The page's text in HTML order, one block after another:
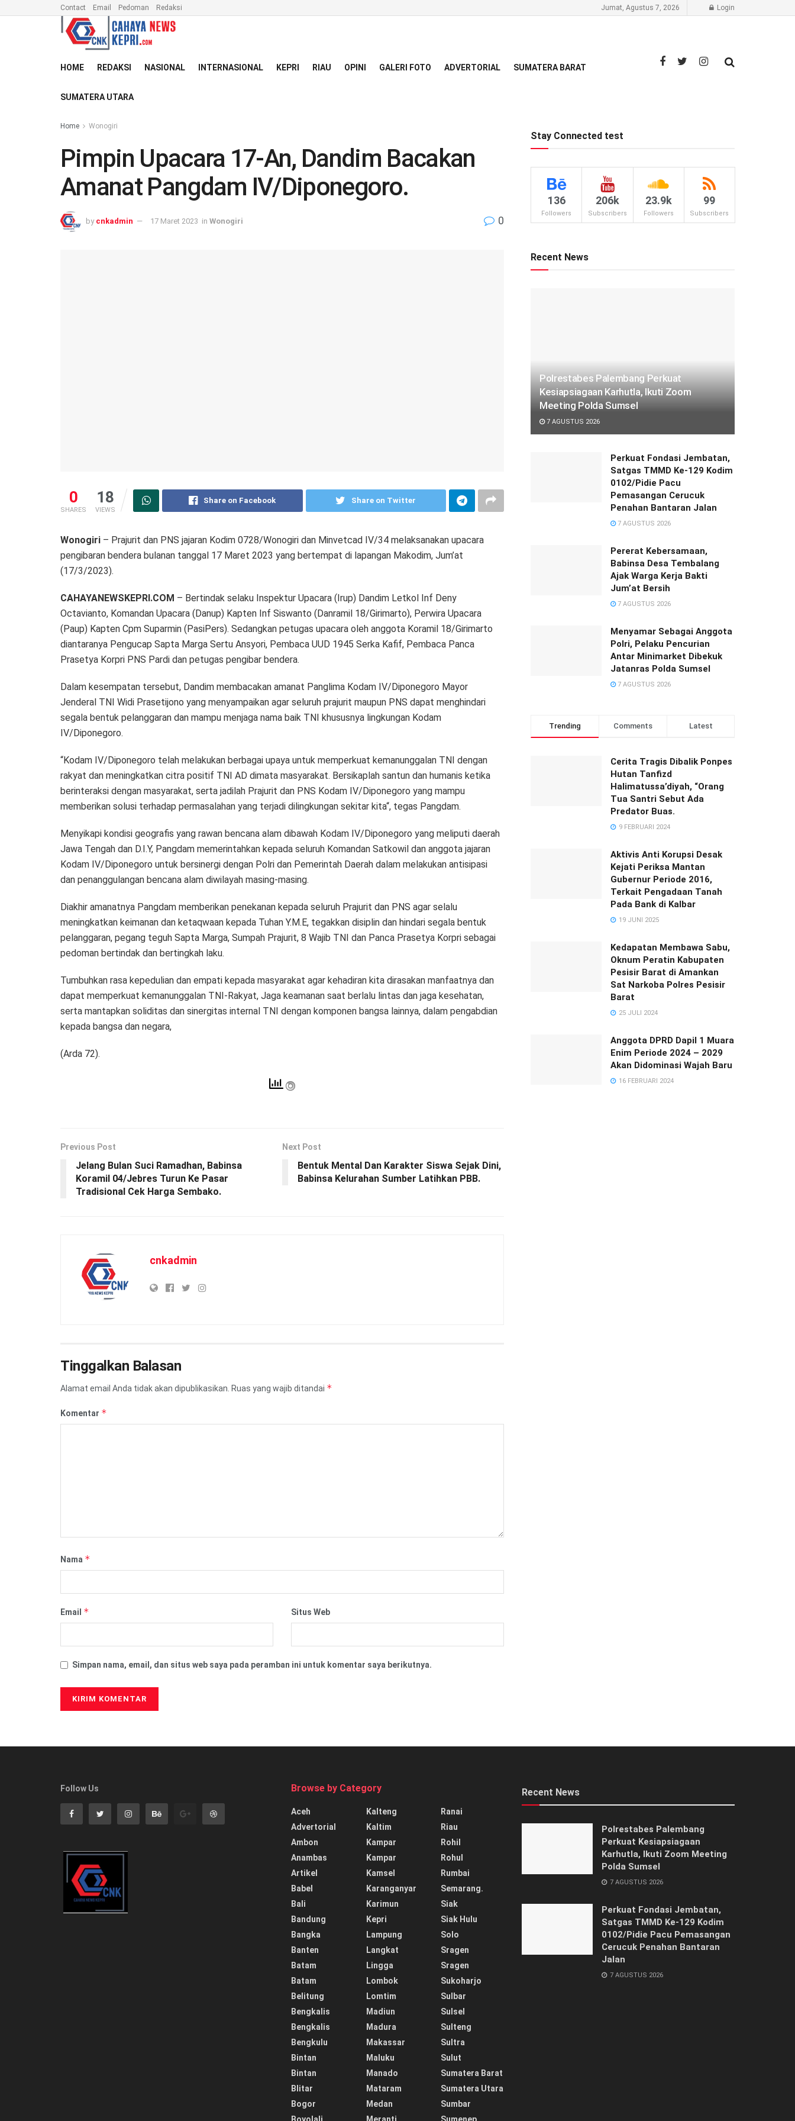
Contact Email Pedoman Redaksi Jumat, Agustus 7, 2026 Login
HOME REDAKSI NASIONAL INTERNASIONAL KEPRI RIAU OPINI GALERI FOTO ADVERTORIAL SUMATERA BARAT
SUMATERA UTARA
Home Wonogiri
Pimpin Upacara 17-An, Dandim Bacakan
Amanat Pangdam IV/Diponegoro.
by cnkadmin 17 Maret 2023 in Wonogiri 0
0
SHARES
18
VIEWS
Share on Facebook Share on Twitter
Wonogiri – Prajurit dan PNS jajaran Kodim 0728/Wonogiri dan Minvetcad IV/34 melaksanakan upacara
pengibaran bendera bulanan tanggal 17 Maret 2023 yang bertempat di lapangan Makodim, Jum’at
(17/3/2023).
CAHAYANEWSKEPRI.COM – Bertindak selaku Inspektur Upacara (Irup) Dandim Letkol Inf Deny
Octavianto, Komandan Upacara (Danup) Kapten Inf Siswanto (Danramil 18/Girimarto), Perwira Upacara
(Paup) Kapten Cpm Suparmin (PasiPers). Sedangkan petugas upacara oleh anggota Koramil 18/Girimarto
diantaranya Pengucap Sapta Marga Sertu Ansyori, Pembaca UUD 1945 Serka Kafif, Pembaca Panca
Prasetya Korpri PNS Pardi dan petugas pengibar bendera.
Dalam kesempatan tersebut, Dandim membacakan amanat Panglima Kodam IV/Diponegoro Mayor
Jenderal TNI Widi Prasetijono yang menyampaikan agar seluruh prajurit maupun PNS dapat menghindari
segala bentuk pelanggaran dan mampu menjaga nama baik TNI khususnya lingkungan Kodam
IV/Diponegoro.
“Kodam IV/Diponegoro telah melakukan berbagai upaya untuk memperkuat kemanunggalan TNI dengan
rakyat dan meningkatkan citra positif TNI AD dimata masyarakat. Bersikaplah santun dan humanis ketika
berinteraksi dengan masyarakat, serta jadilah Prajurit dan PNS Kodam IV/Diponegoro yang mampu
memberikan solusi terhadap permasalahan yang terjadi dilingkungan sekitar kita“, tegas Pangdam.
Menyikapi kondisi geografis yang rawan bencana alam dibawah Kodam IV/Diponegoro yang meliputi daerah
Jawa Tengah dan D.I.Y, Pangdam memerintahkan kepada seluruh Komandan Satkowil dan anggota jajaran
Kodam IV/Diponegoro untuk bersinergi dengan Polri dan Pemerintah Daerah dalam melakukan antisipasi
dan penanggulangan bencana alam diwilayah masing-masing.
Diakhir amanatnya Pangdam memberikan penekanan kepada seluruh Prajurit dan PNS agar selalu
meningkatkan keimanan dan ketaqwaan kepada Tuhan Y.M.E, tegakkan disiplin dan hindari segala bentuk
pelanggaran, pegang teguh Sapta Marga, Sumpah Prajurit, 8 Wajib TNI dan Panca Prasetya Korpri sebagai
pedoman bertindak dan bertingkah laku.
Tumbuhkan rasa kepedulian dan empati kepada masyarakat agar kehadiran kita dirasakan manfaatnya dan
dapat memperkuat kemanunggalan TNI-Rakyat, Jaga keamanan saat berlalu lintas dan jaga kesehatan,
serta mantapkan soliditas dan sinergitas internal TNI dengan komponen bangsa lainnya, dalam pengabdian
kepada bangsa dan negara,
(Arda 72).
Previous Post
Jelang Bulan Suci Ramadhan, Babinsa
Koramil 04/Jebres Turun Ke Pasar
Tradisional Cek Harga Sembako.
Next Post
Bentuk Mental Dan Karakter Siswa Sejak Dini,
Babinsa Kelurahan Sumber Latihkan PBB.
cnkadmin
Tinggalkan Balasan
Alamat email Anda tidak akan dipublikasikan. Ruas yang wajib ditandai *
Komentar *
Nama *
Email * Situs Web
Simpan nama, email, dan situs web saya pada peramban ini untuk komentar saya berikutnya.
Stay Connected test
136
Followers
206k
Subscribers
23.9k
Followers
99
Subscribers
Recent News
Polrestabes Palembang Perkuat
Kesiapsiagaan Karhutla, Ikuti Zoom
Meeting Polda Sumsel
7 AGUSTUS 2026
Perkuat Fondasi Jembatan,
Satgas TMMD Ke-129 Kodim
0102/Pidie Pacu
Pemasangan Cerucuk
Penahan Bantaran Jalan
7 AGUSTUS 2026
Pererat Kebersamaan,
Babinsa Desa Tembalang
Ajak Warga Kerja Bakti
Jum’at Bersih
7 AGUSTUS 2026
Menyamar Sebagai Anggota
Polri, Pelaku Pencurian
Antar Minimarket Dibekuk
Jatanras Polda Sumsel
7 AGUSTUS 2026
Trending Comments Latest
Cerita Tragis Dibalik Ponpes
Hutan Tanfizd
Halimatussa’diyah, “Orang
Tua Santri Sebut Ada
Predator Buas.
9 FEBRUARI 2024
Aktivis Anti Korupsi Desak
Kejati Periksa Mantan
Gubernur Periode 2016,
Terkait Pengadaan Tanah
Pada Bank di Kalbar
19 JUNI 2025
Kedapatan Membawa Sabu,
Oknum Peratin Kabupaten
Pesisir Barat di Amankan
Sat Narkoba Polres Pesisir
Barat
25 JULI 2024
Anggota DPRD Dapil 1 Muara
Enim Periode 2024 – 2029
Akan Didominasi Wajah Baru
16 FEBRUARI 2024
Follow Us Browse by Category
Aceh
Advertorial
Ambon
Anambas
Artikel
Babel
Bali
Bandung
Bangka
Banten
Batam
Batam
Belitung
Bengkalis
Bengkalis
Bengkulu
Bintan
Bintan
Blitar
Bogor
Boyolali
Kalteng
Kaltim
Kampar
Kampar
Kamsel
Karanganyar
Karimun
Kepri
Lampung
Langkat
Lingga
Lombok
Lomtim
Madiun
Madura
Makassar
Maluku
Manado
Mataram
Medan
Meranti
Ranai
Riau
Rohil
Rohul
Rumbai
Semarang.
Siak
Siak Hulu
Solo
Sragen
Sragen
Sukoharjo
Sulbar
Sulsel
Sulteng
Sultra
Sulut
Sumatera Barat
Sumatera Utara
Sumbar
Sumenep
Recent News
Polrestabes Palembang
Perkuat Kesiapsiagaan
Karhutla, Ikuti Zoom Meeting
Polda Sumsel
7 AGUSTUS 2026
Perkuat Fondasi Jembatan,
Satgas TMMD Ke-129 Kodim
0102/Pidie Pacu Pemasangan
Cerucuk Penahan Bantaran
Jalan
7 AGUSTUS 2026